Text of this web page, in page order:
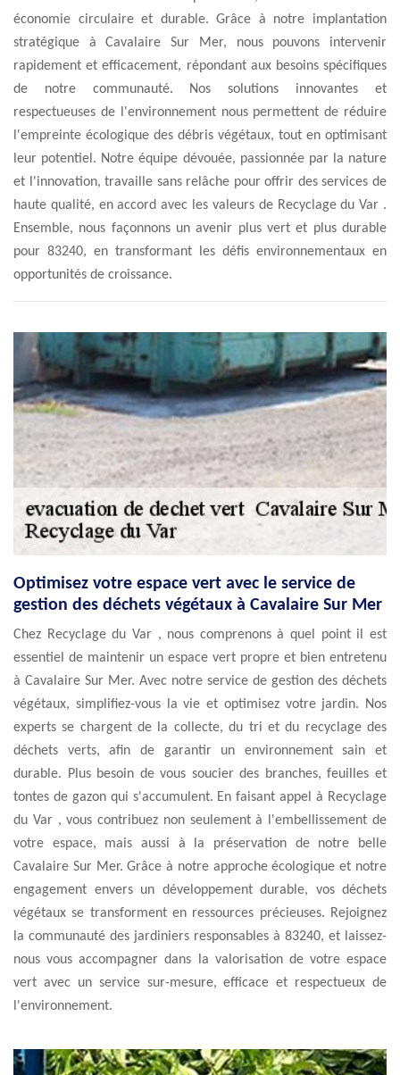
économie circulaire et durable. Grâce à notre implantation
stratégique à Cavalaire Sur Mer, nous pouvons intervenir
rapidement et efficacement, répondant aux besoins spécifiques
de notre communauté. Nos solutions innovantes et
respectueuses de l'environnement nous permettent de réduire
l'empreinte écologique des débris végétaux, tout en optimisant
leur potentiel. Notre équipe dévouée, passionnée par la nature
et l'innovation, travaille sans relâche pour offrir des services de
haute qualité, en accord avec les valeurs de Recyclage du Var .
Ensemble, nous façonnons un avenir plus vert et plus durable
pour 83240, en transformant les défis environnementaux en
opportunités de croissance.
Optimisez votre espace vert avec le service de
gestion des déchets végétaux à Cavalaire Sur Mer
Chez Recyclage du Var , nous comprenons à quel point il est
essentiel de maintenir un espace vert propre et bien entretenu
à Cavalaire Sur Mer. Avec notre service de gestion des déchets
végétaux, simplifiez-vous la vie et optimisez votre jardin. Nos
experts se chargent de la collecte, du tri et du recyclage des
déchets verts, afin de garantir un environnement sain et
durable. Plus besoin de vous soucier des branches, feuilles et
tontes de gazon qui s'accumulent. En faisant appel à Recyclage
du Var , vous contribuez non seulement à l'embellissement de
votre espace, mais aussi à la préservation de notre belle
Cavalaire Sur Mer. Grâce à notre approche écologique et notre
engagement envers un développement durable, vos déchets
végétaux se transforment en ressources précieuses. Rejoignez
la communauté des jardiniers responsables à 83240, et laissez-
nous vous accompagner dans la valorisation de votre espace
vert avec un service sur-mesure, efficace et respectueux de
l'environnement.